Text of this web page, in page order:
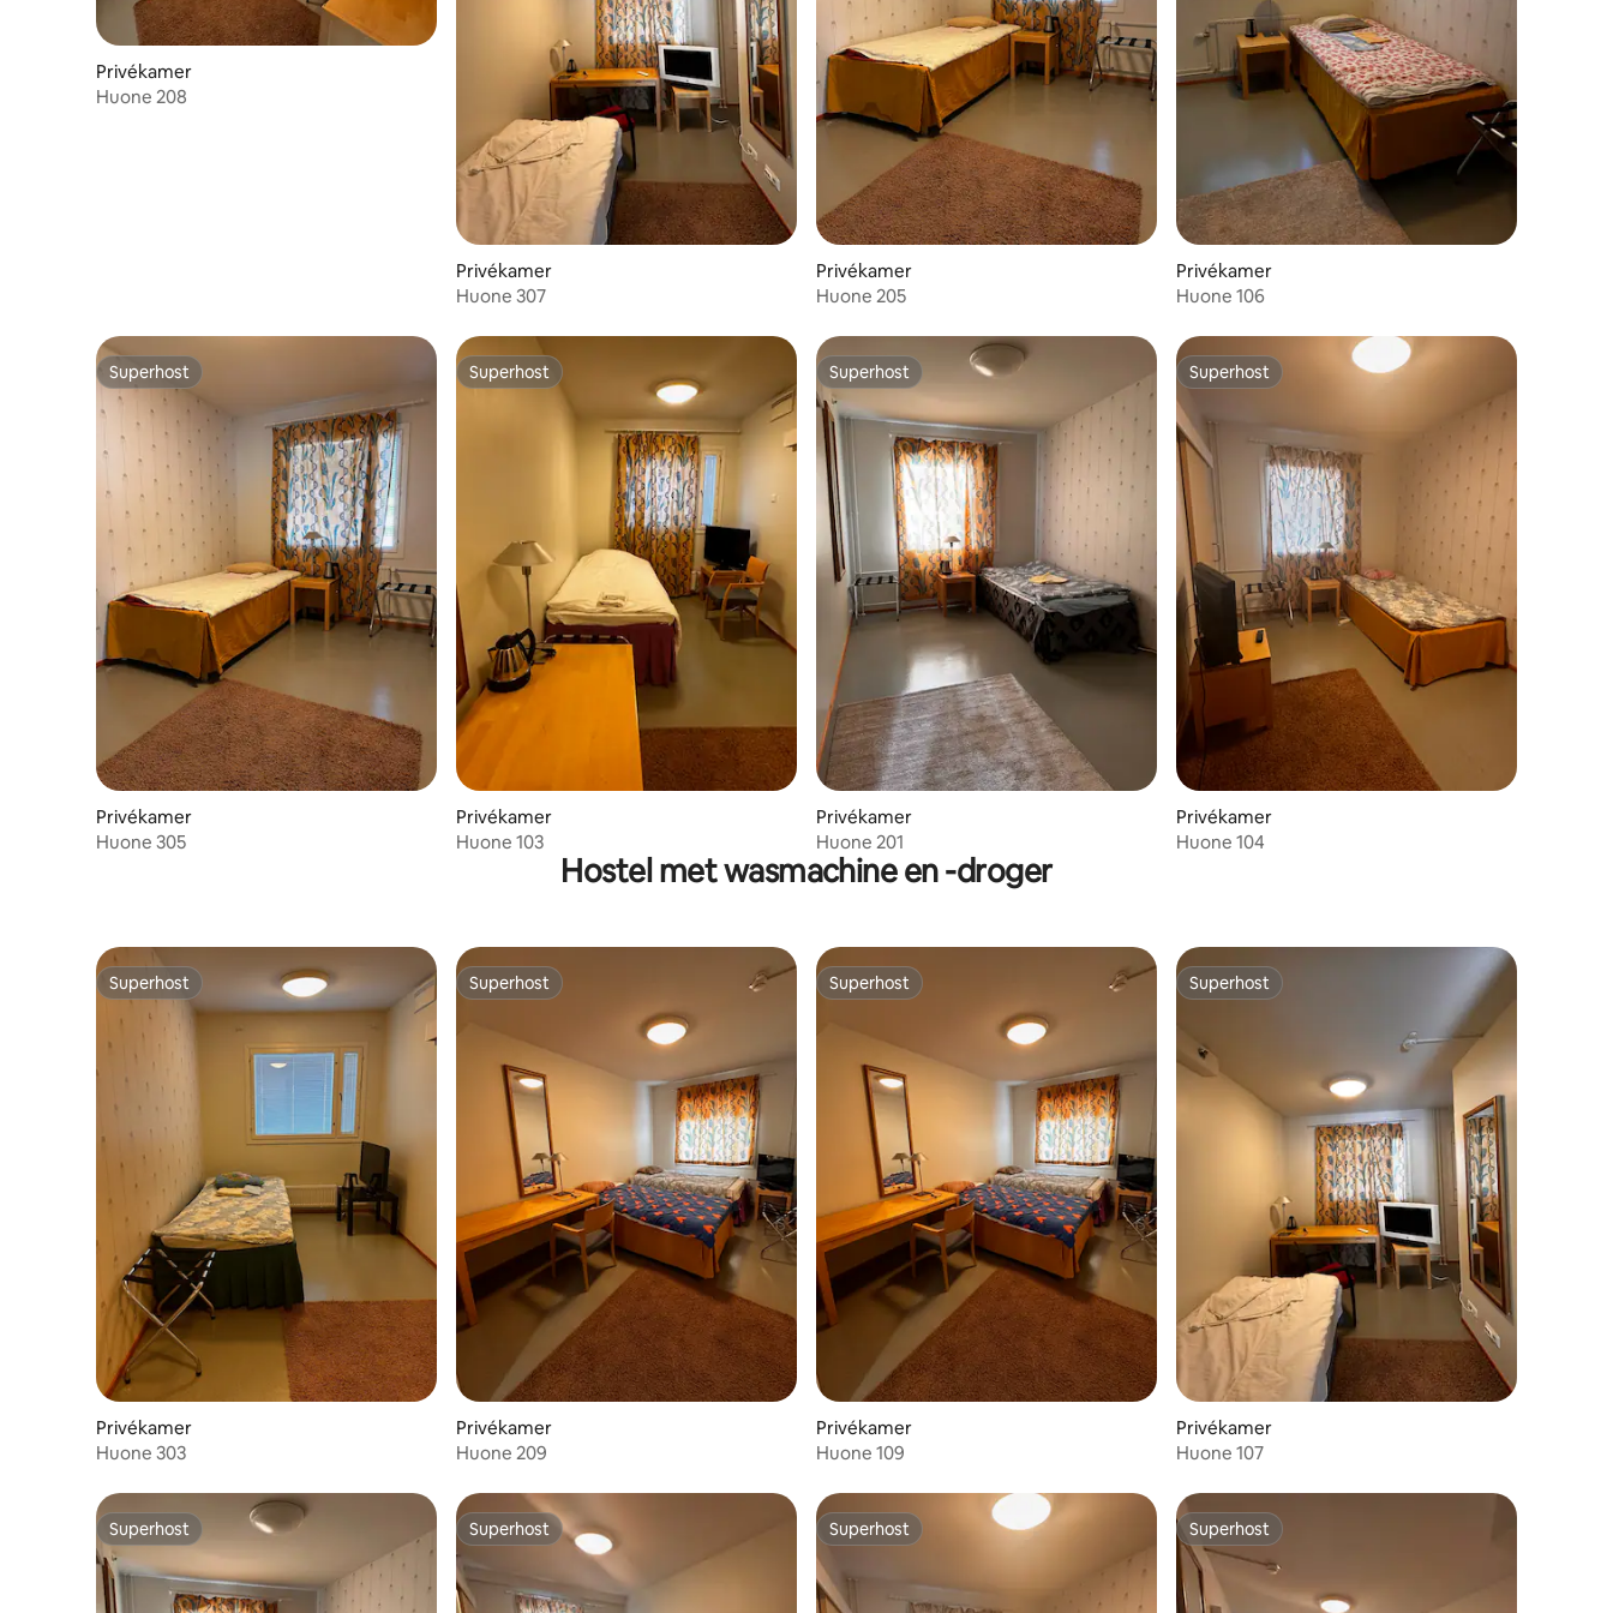
Privékamer
Huone 208
Privékamer
Huone 307
Privékamer
Huone 205
Privékamer
Huone 106
Superhost
Superhost
Privékamer
Huone 305
Superhost
Superhost
Privékamer
Huone 103
Superhost
Superhost
Privékamer
Huone 201
Superhost
Superhost
Privékamer
Huone 104
Hostel met wasmachine en -droger
Superhost
Superhost
Privékamer
Huone 303
Superhost
Superhost
Privékamer
Huone 209
Superhost
Superhost
Privékamer
Huone 109
Superhost
Superhost
Privékamer
Huone 107
Superhost
Superhost Superhost
Superhost Superhost
Superhost Superhost
Superhost